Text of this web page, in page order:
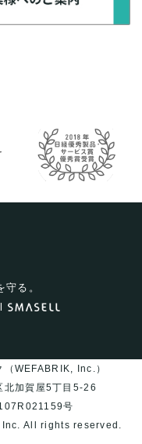
る。
WEFABRIK, Inc.）
加賀屋5丁目5-26
号
Inc.All rights reserved.